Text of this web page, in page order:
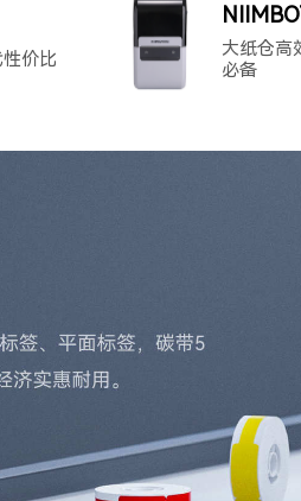
价比
大纸仓高
必备